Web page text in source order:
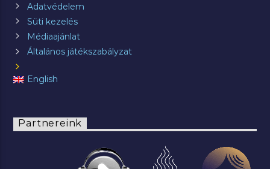
Adatvédelem
Süti kezelés
Médiaajánlat
Általános játékszabályzat
English
Partnereink